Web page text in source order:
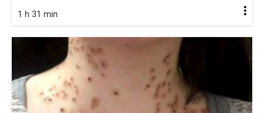
1 h 31 min